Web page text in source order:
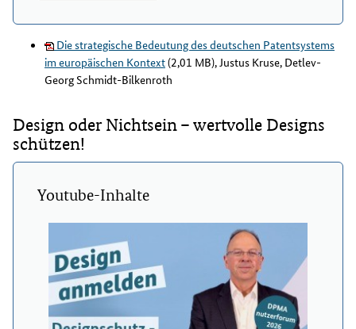
Die strategische Bedeutung des deutschen Patentsystems
im europäischen Kontext(2,01 MB), Justus Kruse, Detlev-
Georg Schmidt-Bilkenroth
Design oder Nichtsein – wertvolle Designs
schützen!
Youtube-Inhalte